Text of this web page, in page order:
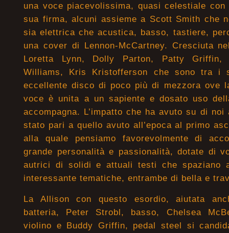
una voce piacevolissima, quasi celestiale
sua firma, alcuni assieme a Scott Smith che
sia elettrica che acustica, basso, tastiere,
una cover di Lennon-McCartney. Cresciuta
Loretta Lynn, Dolly Parton, Patty Griffin,
Williams, Kris Kristofferson che sono tra i
eccellente disco di poco più di mezzora ove
voce è unita a un sapiente e dosato uso
accompagna. L’impatto che ha avuto su di
stato pari a quello avuto all’epoca al primo
alla quale pensiamo favorevolmente di
grande personalità e passionalità, dotate di
autrici di solidi e attuali testi che spaziano
interessante tematiche, entrambe di bella e
La Allison con questo esordio, aiutata
batteria, Peter Strobl, basso, Chelsea
violino e Buddy Griffin, pedal steel si